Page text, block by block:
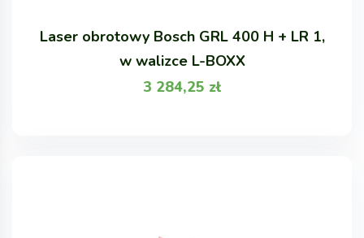
Laser obrotowy Bosch GRL 400 H + LR 1,
w walizce L-BOXX
3 284,25 zł